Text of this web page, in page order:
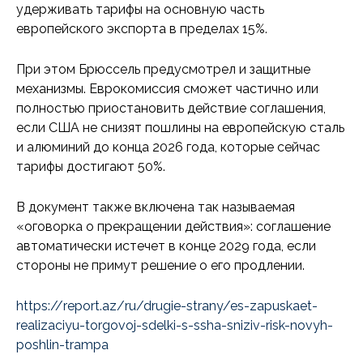
удерживать тарифы на основную часть
европейского экспорта в пределах 15%.
При этом Брюссель предусмотрел и защитные
механизмы. Еврокомиссия сможет частично или
полностью приостановить действие соглашения,
если США не снизят пошлины на европейскую сталь
и алюминий до конца 2026 года, которые сейчас
тарифы достигают 50%.
В документ также включена так называемая
«оговорка о прекращении действия»: соглашение
автоматически истечет в конце 2029 года, если
стороны не примут решение о его продлении.
https://report.az/ru/drugie-strany/es-zapuskaet-
realizaciyu-torgovoj-sdelki-s-ssha-sniziv-risk-novyh-
poshlin-trampa